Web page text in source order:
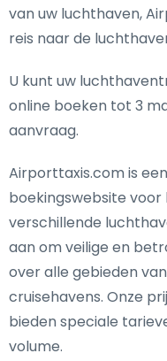
van uw luchthaven,
reis naar de
U kunt uw
online boeken tot 3
aanvraag.
Airporttaxis.com is
boekingswebsite
verschillende
aan om veilige en
over alle gebieden
cruisehavens. Onze
bieden speciale
volume.